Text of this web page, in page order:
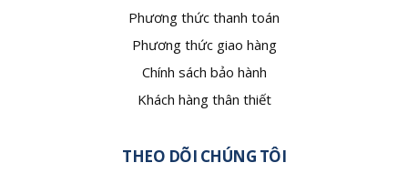
Phương thức thanh toán
Phương thức giao hàng
Chính sách bảo hành
Khách hàng thân thiết
THEO DÕI CHÚNG TÔI